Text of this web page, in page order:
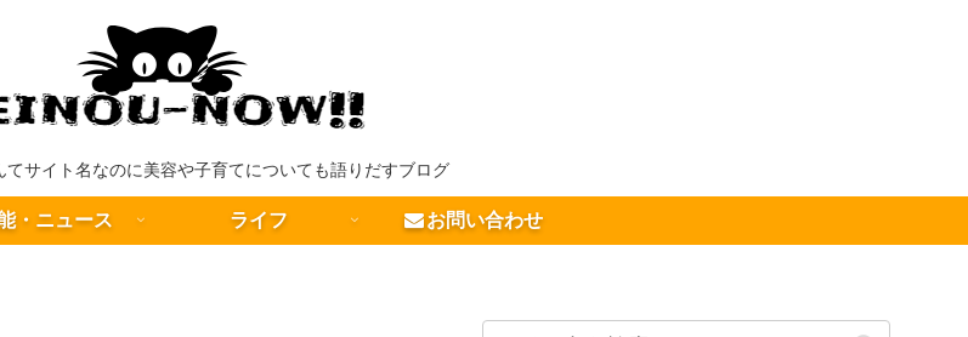
てサイト名なのに美容や子育てについても語りだすブログ
・ニュース ライフ お問い合わせ